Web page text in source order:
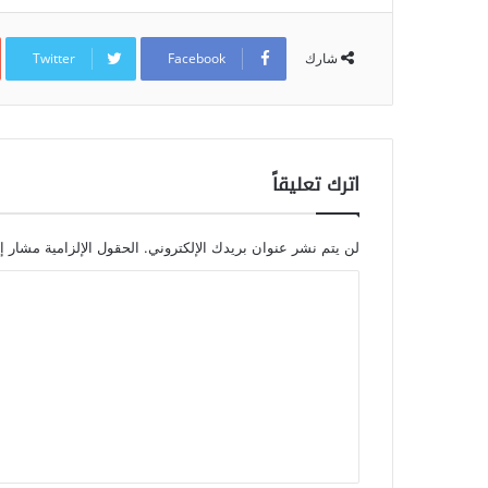
شارك Facebook
Twitter
اترك تعليقاً
لن يتم نشر عنوان بريدك الإلكتروني. الحقول الإلزامية مشار